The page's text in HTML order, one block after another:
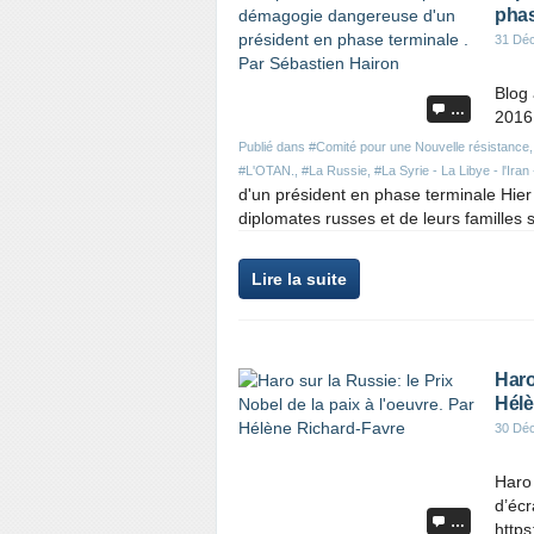
…
31
Publié dans #Comité pour une Nouvelle résistance
#L'OTAN.
#La Russie #La Syrie - La Libye - l'Iran
Blog
d'un président en phase terminale
diplomates russes et de leurs familles
Lire la suite
…
30